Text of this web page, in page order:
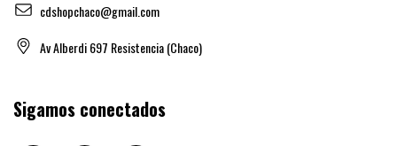
cdshopchaco@gmail.com
Av Alberdi 697 Resistencia (Chaco)
Sigamos conectados